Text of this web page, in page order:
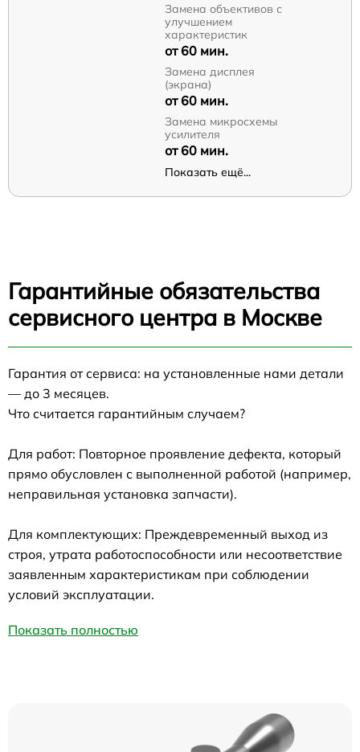
Замена объективов с
улучшением
характеристик
от 60 мин.
Замена дисплея
(экрана)
от 60 мин.
Замена микросхемы
усилителя
от 60 мин.
Показать ещё...
Гарантийные обязательства
сервисного центра в Москве
Гарантия от сервиса: на установленные нами детали
— до 3 месяцев.
Что считается гарантийным случаем?
Для работ: Повторное проявление дефекта, который
прямо обусловлен с выполненной работой (например,
неправильная установка запчасти).
Для комплектующих: Преждевременный выход из
строя, утрата работоспособности или несоответствие
заявленным характеристикам при соблюдении
условий эксплуатации.
Показать полностью